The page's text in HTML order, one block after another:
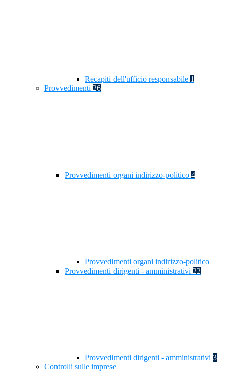
Recapiti dell'ufficio responsabile 1
Provvedimenti 26
Provvedimenti organi indirizzo-politico 4
Provvedimenti organi indirizzo-politico
Provvedimenti dirigenti - amministrativi 22
Provvedimenti dirigenti - amministrativi 3
Controlli sulle imprese